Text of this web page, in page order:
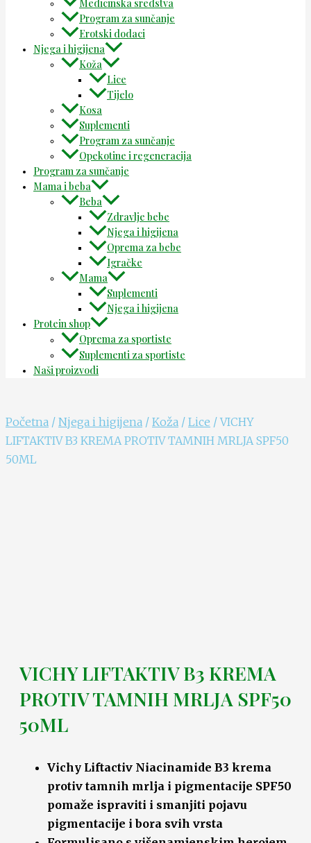
Medicinska sredstva
Program za sunčanje
Erotski dodaci
Njega i higijena
Koža
Lice
Tijelo
Kosa
Suplementi
Program za sunčanje
Opekotine i regeneracija
Program za sunčanje
Mama i beba
Beba
Zdravlje bebe
Njega i higijena
Oprema za bebe
Igračke
Mama
Suplementi
Njega i higijena
Protein shop
Oprema za sportiste
Suplementi za sportiste
Naši proizvodi
Početna / Njega i higijena / Koža / Lice / VICHY
LIFTAKTIV B3 KREMA PROTIV TAMNIH MRLJA SPF50
50ML
VICHY LIFTAKTIV B3 KREMA
PROTIV TAMNIH MRLJA SPF50
50ML
Vichy Liftactiv Niacinamide B3 krema
protiv tamnih mrlja i pigmentacije SPF50
pomaže ispraviti i smanjiti pojavu
pigmentacije i bora svih vrsta